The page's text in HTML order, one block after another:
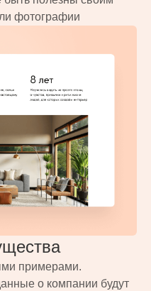
фотографии
примерами.
о компании будут